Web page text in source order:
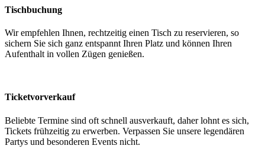
Tischbuchung
Wir empfehlen Ihnen, rechtzeitig einen Tisch zu reservieren, so
sichern Sie sich ganz entspannt Ihren Platz und können Ihren
Aufenthalt in vollen Zügen genießen.
Ticketvorverkauf
Beliebte Termine sind oft schnell ausverkauft, daher lohnt es sich,
Tickets frühzeitig zu erwerben. Verpassen Sie unsere legendären
Partys und besonderen Events nicht.